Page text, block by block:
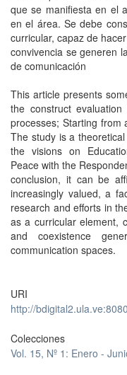
que se manifiesta en el
en el área. Se debe
curricular, capaz de
convivencia se generen
de comunicación
This article presents
the construct
processes; Starting from
The study is a
the visions on
Peace with the
conclusion, it can be
increasingly valued, a
research and efforts in
as a curricular element,
and coexistence
communication spaces.
URI
http://
Colecciones
Vol. 15, Nº 1: Enero -